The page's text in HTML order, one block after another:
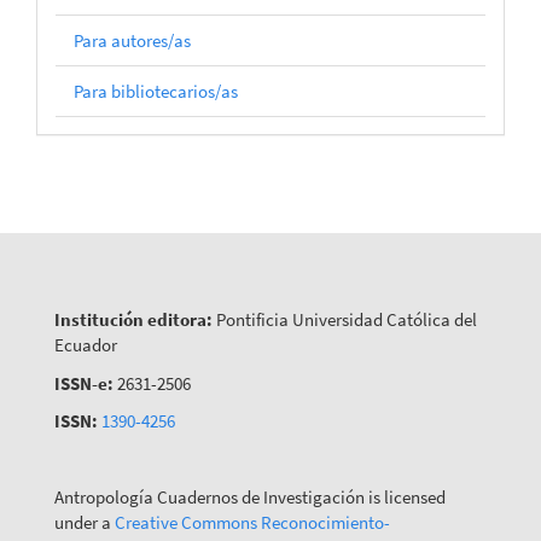
Para autores/as
Para bibliotecarios/as
Institución editora: Pontificia Universidad Católica del
Ecuador
ISSN-e: 2631-2506
ISSN: 1390-4256
Antropología Cuadernos de Investigación is licensed
under a Creative Commons Reconocimiento-